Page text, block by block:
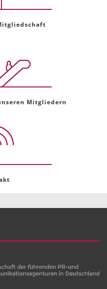
Mitgliedern